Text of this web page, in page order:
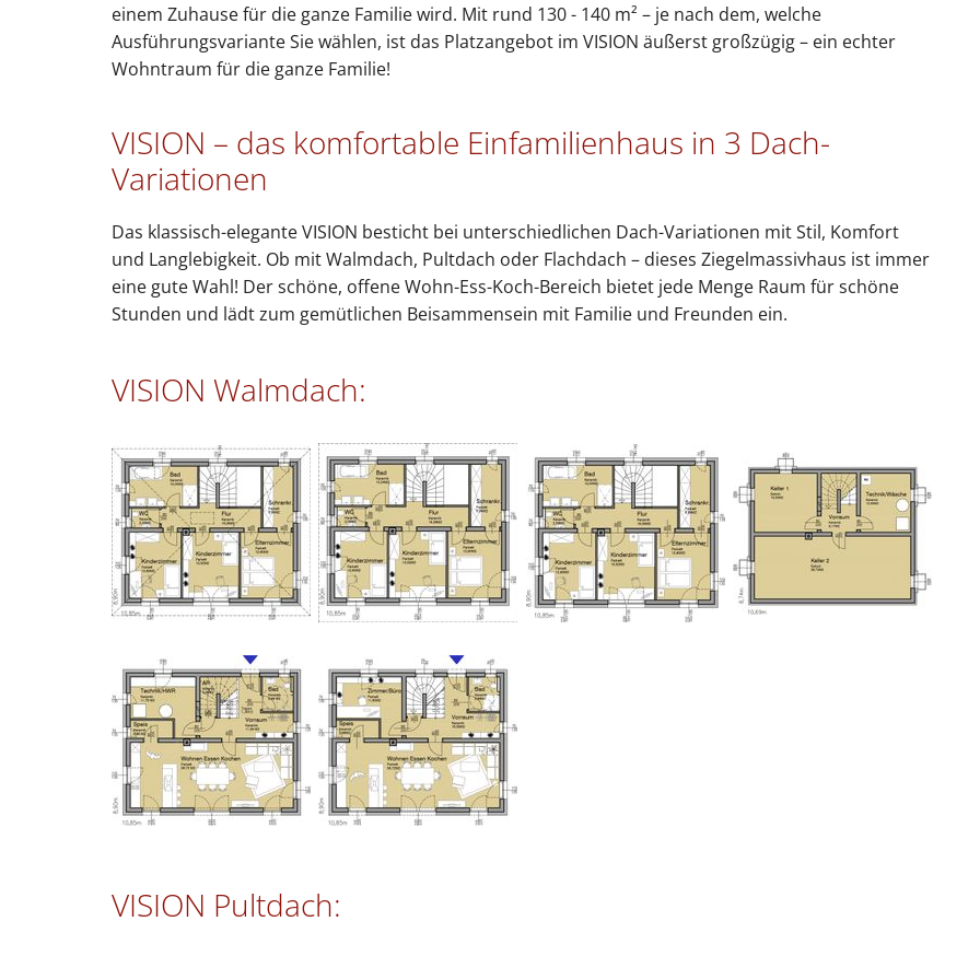
einem Zuhause für die ganze Familie wird. Mit rund 130 - 140 m² – je nach dem, welche
Ausführungsvariante Sie wählen, ist das Platzangebot im VISION äußerst großzügig – ein echter
Wohntraum für die ganze Familie!
VISION – das komfortable Einfamilienhaus in 3 Dach-
Variationen
Das klassisch-elegante VISION besticht bei unterschiedlichen Dach-Variationen mit Stil, Komfort
und Langlebigkeit. Ob mit Walmdach, Pultdach oder Flachdach – dieses Ziegelmassivhaus ist immer
eine gute Wahl! Der schöne, offene Wohn-Ess-Koch-Bereich bietet jede Menge Raum für schöne
Stunden und lädt zum gemütlichen Beisammensein mit Familie und Freunden ein.
VISION Walmdach:
VISION Pultdach: